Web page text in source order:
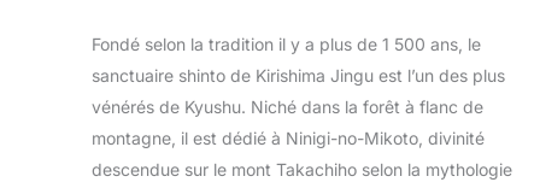
Fondé selon la tradition il y a plus de 1 500 ans, le
sanctuaire shinto de Kirishima Jingu est l’un des plus
vénérés de Kyushu. Niché dans la forêt à flanc de
montagne, il est dédié à Ninigi-no-Mikoto, divinité
descendue sur le mont Takachiho selon la mythologie